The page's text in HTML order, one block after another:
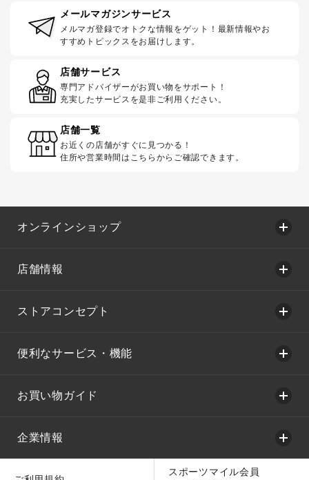
メールマガジンサービス
メルマガ登録でオトクな情報をゲット！最新情報やお
すすめトピックスをお届けします。
店舗サービス
専門アドバイザーがお買い物をサポート！
充実したサービスを是非ご利用ください。
店舗一覧
お近くの店舗がすぐに見つかる！
住所や営業時間はこちらからご確認できます。
オンラインショップ
店舗情報
ストアコンセプト
便利なサービス・機能
お買い物ガイド
企業情報
スポーツマイル会員